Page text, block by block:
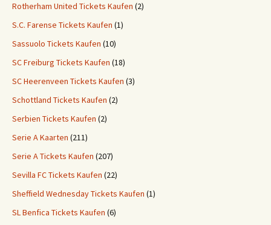
Rotherham United Tickets Kaufen (2)
S.C. Farense Tickets Kaufen (1)
Sassuolo Tickets Kaufen (10)
SC Freiburg Tickets Kaufen (18)
SC Heerenveen Tickets Kaufen (3)
Schottland Tickets Kaufen (2)
Serbien Tickets Kaufen (2)
Serie A Kaarten (211)
Serie A Tickets Kaufen (207)
Sevilla FC Tickets Kaufen (22)
Sheffield Wednesday Tickets Kaufen (1)
SL Benfica Tickets Kaufen (6)